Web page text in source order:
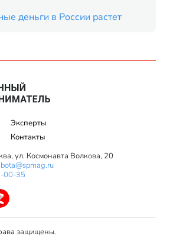
деньги в России растет
Эксперты
Контакты
ул. Космонавта Волкова, 20
00-35
защищены.